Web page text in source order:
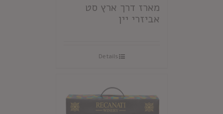
מארז דרך ארץ סט
אביזרי יין
Details